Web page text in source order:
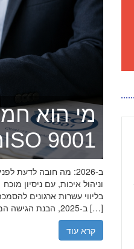
מי הוא
מומחה ה־ISO 9001
בליווי עשרות ארגונים
ב-2025, הבנת הגישה המקצועית של חמדאן ג'לולי, עקרונות עבודתו והדרך שעבר יכולה […]
קרא עוד